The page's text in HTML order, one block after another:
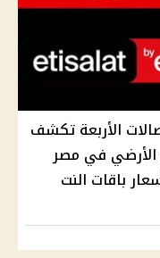
الأربعة تكشف
الأرضي في مصر
وصلت أسعار باقات النت